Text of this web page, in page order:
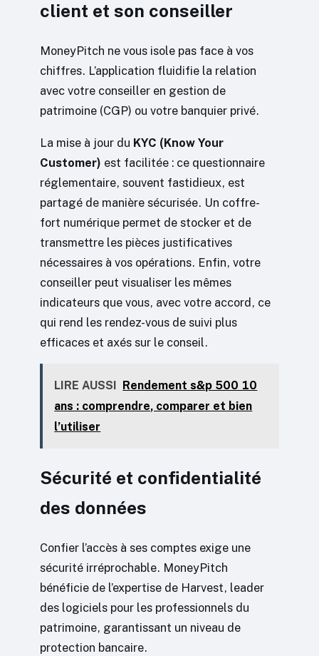
client et son conseiller
MoneyPitch ne vous isole pas face à vos
chiffres. L’application fluidifie la relation
avec votre conseiller en gestion de
patrimoine (CGP) ou votre banquier privé.
La mise à jour du KYC (Know Your
Customer) est facilitée : ce questionnaire
réglementaire, souvent fastidieux, est
partagé de manière sécurisée. Un coffre-
fort numérique permet de stocker et de
transmettre les pièces justificatives
nécessaires à vos opérations. Enfin, votre
conseiller peut visualiser les mêmes
indicateurs que vous, avec votre accord, ce
qui rend les rendez-vous de suivi plus
efficaces et axés sur le conseil.
LIRE AUSSI Rendement s&p 500 10
ans : comprendre, comparer et bien
l’utiliser
Sécurité et confidentialité
des données
Confier l’accès à ses comptes exige une
sécurité irréprochable. MoneyPitch
bénéficie de l’expertise de Harvest, leader
des logiciels pour les professionnels du
patrimoine, garantissant un niveau de
protection bancaire.